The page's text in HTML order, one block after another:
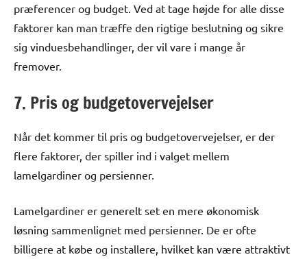
præferencer og budget. Ved at tage højde for alle disse
faktorer kan man træffe den rigtige beslutning og sikre
sig vinduesbehandlinger, der vil vare i mange år
fremover.
7. Pris og budgetovervejelser
Når det kommer til pris og budgetovervejelser, er der
flere faktorer, der spiller ind i valget mellem
lamelgardiner og persienner.
Lamelgardiner er generelt set en mere økonomisk
løsning sammenlignet med persienner. De er ofte
billigere at købe og installere, hvilket kan være attraktivt